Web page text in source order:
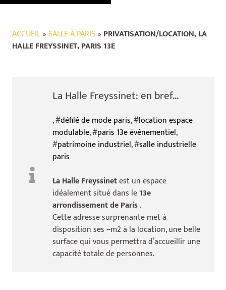
ACCUEIL»SALLE À PARIS» PRIVATISATION/LOCATION, LA
HALLE FREYSSINET, PARIS 13E
La Halle Freyssinet: en bref...
, #défilé de mode paris, #location espace
modulable, #paris 13e événementiel,
#patrimoine industriel, #salle industrielle
paris
La Halle Freyssinetest un espace
idéalement situé dans le13e
arrondissement de Paris.
Cette adresse surprenante met à
disposition ses--m2 à la location, une belle
surface qui vous permettra d’accueillir une
capacité totale depersonnes.